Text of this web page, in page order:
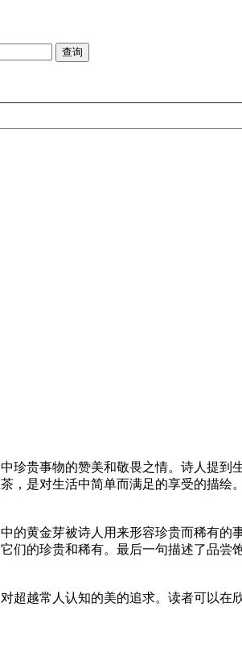
珍贵事物的赞美和敬畏之情。诗人提到
，是对生活中简单而满足的享受的描绘。
的黄金芽被诗人用来形容珍贵而稀有的
们的珍贵和稀有。最后一句描述了品尝
超越常人认知的美的追求。读者可以在